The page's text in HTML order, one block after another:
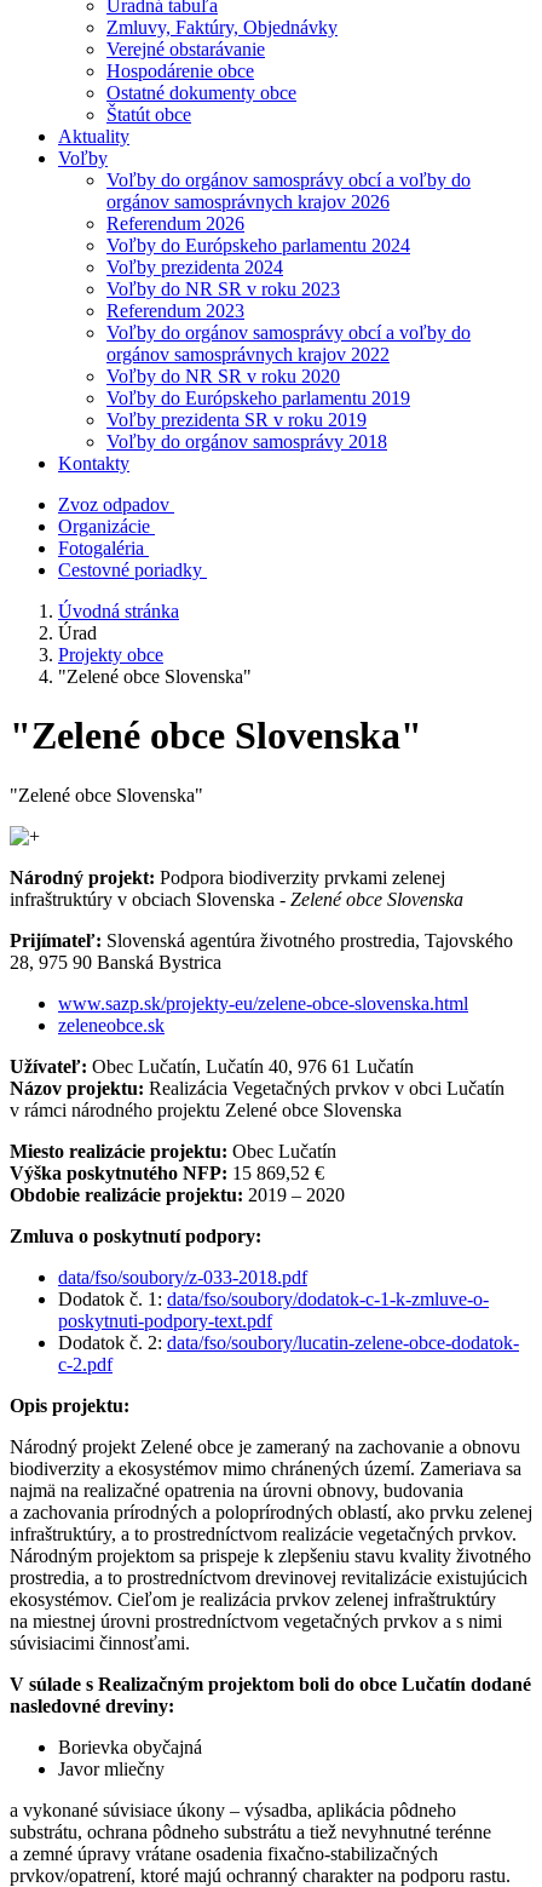
Úradná tabuľa
Zmluvy, Faktúry, Objednávky
Verejné obstarávanie
Hospodárenie obce
Ostatné dokumenty obce
Štatút obce
Aktuality
Voľby
Voľby do orgánov samosprávy obcí a voľby do
orgánov samosprávnych krajov 2026
Referendum 2026
Voľby do Európskeho parlamentu 2024
Voľby prezidenta 2024
Voľby do NR SR v roku 2023
Referendum 2023
Voľby do orgánov samosprávy obcí a voľby do
orgánov samosprávnych krajov 2022
Voľby do NR SR v roku 2020
Voľby do Európskeho parlamentu 2019
Voľby prezidenta SR v roku 2019
Voľby do orgánov samosprávy 2018
Kontakty
Zvoz odpadov
Organizácie
Fotogaléria
Cestovné poriadky
Úvodná stránka
Úrad
Projekty obce
"Zelené obce Slovenska"
"Zelené obce Slovenska"
"Zelené obce Slovenska"
Národný projekt: Podpora biodiverzity prvkami zelenej
infraštruktúry v obciach Slovenska - Zelené obce Slovenska
Prijímateľ: Slovenská agentúra životného prostredia, Tajovského
28, 975 90 Banská Bystrica
www.sazp.sk/projekty-eu/zelene-obce-slovenska.html
zeleneobce.sk
Užívateľ: Obec Lučatín, Lučatín 40, 976 61 Lučatín
Názov projektu: Realizácia Vegetačných prvkov v obci Lučatín
v rámci národného projektu Zelené obce Slovenska
Miesto realizácie projektu: Obec Lučatín
Výška poskytnutého NFP: 15 869,52 €
Obdobie realizácie projektu: 2019 – 2020
Zmluva o poskytnutí podpory:
data/fso/soubory/z-033-2018.pdf
Dodatok č. 1: data/fso/soubory/dodatok-c-1-k-zmluve-o-
poskytnuti-podpory-text.pdf
Dodatok č. 2: data/fso/soubory/lucatin-zelene-obce-dodatok-
c-2.pdf
Opis projektu:
Národný projekt Zelené obce je zameraný na zachovanie a obnovu
biodiverzity a ekosystémov mimo chránených území. Zameriava sa
najmä na realizačné opatrenia na úrovni obnovy, budovania
a zachovania prírodných a poloprírodných oblastí, ako prvku zelenej
infraštruktúry, a to prostredníctvom realizácie vegetačných prvkov.
Národným projektom sa prispeje k zlepšeniu stavu kvality životného
prostredia, a to prostredníctvom drevinovej revitalizácie existujúcich
ekosystémov. Cieľom je realizácia prvkov zelenej infraštruktúry
na miestnej úrovni prostredníctvom vegetačných prvkov a s nimi
súvisiacimi činnosťami.
V súlade s Realizačným projektom boli do obce Lučatín dodané
nasledovné dreviny:
Borievka obyčajná
Javor mliečny
a vykonané súvisiace úkony – výsadba, aplikácia pôdneho
substrátu, ochrana pôdneho substrátu a tiež nevyhnutné terénne
a zemné úpravy vrátane osadenia fixačno-stabilizačných
prvkov/opatrení, ktoré majú ochranný charakter na podporu rastu.